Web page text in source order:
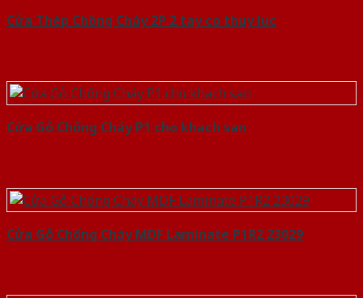
Cửa Thép Chống Cháy 2P 2 tay co thuy luc
Cửa Gỗ Chống Cháy P1 cho khach san
Cửa Gỗ Chống Cháy MDF Laminate P1R2 23029